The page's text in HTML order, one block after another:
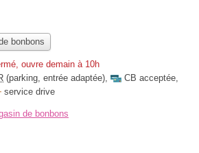
bonbons
ouvre demain à 10h
(parking, entrée adaptée), CB acceptée,
service drive
de bonbons